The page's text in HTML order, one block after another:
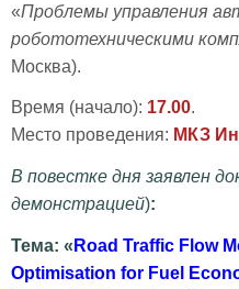
«Проблемы управления
робототехническими
Москва).
Время (начало): 17.00.
Место проведения: МКЗ
В повестке дня заявлен
демонстрацией):
Тема: « Road Traffic Flow
Optimisation for Fuel